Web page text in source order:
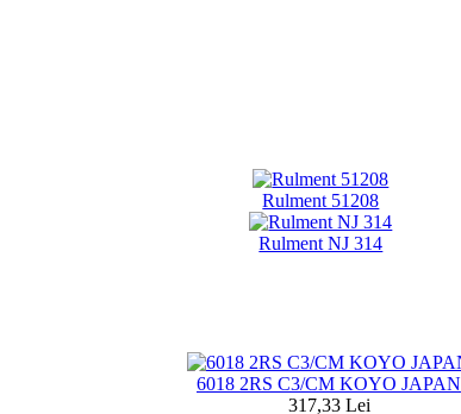
Rulment 51208
Rulment NJ 314
6018 2RS C3/CM KOYO JAPAN
317,33 Lei